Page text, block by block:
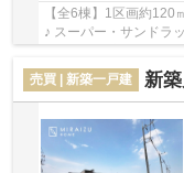
【全6棟】1区画約
♪ スーパー・サンドラッグ・教育機関
売買 | 新築一戸建
新築